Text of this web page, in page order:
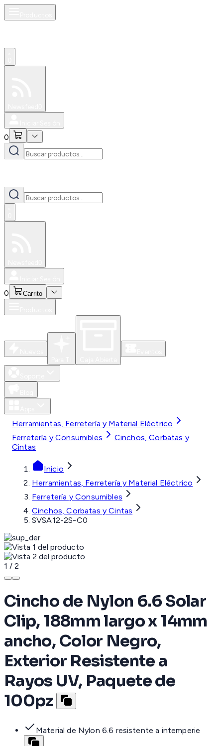
0
0 Carrito
Herramientas, Ferretería y Material Eléctrico
Ferretería y Consumibles
Cinchos, Corbatas y
Cintas
Inicio
Herramientas, Ferretería y Material Eléctrico
Ferretería y Consumibles
Cinchos, Corbatas y Cintas
SVSA12-2S-C0
1 / 2
Cincho de Nylon 6.6 Solar
Clip, 188mm largo x 14mm
ancho, Color Negro,
Exterior Resistente a
Rayos UV, Paquete de
100pz
Material de Nylon 6.6 resistente a intemperie